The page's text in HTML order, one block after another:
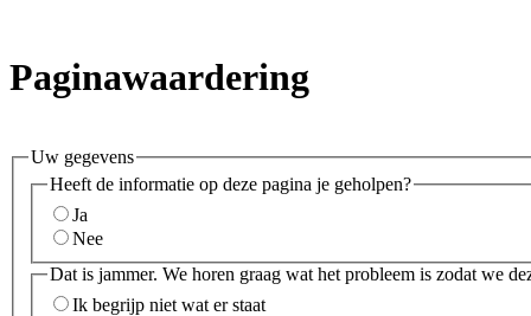
Paginawaardering
Uw gegevens
Heeft de informatie op deze pagina je geholpen?
Ja
Nee
Dat is jammer. We horen graag wat het probleem is zodat we
Ik begrijp niet wat er staat